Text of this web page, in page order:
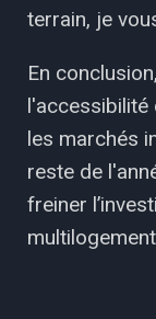
terrain, je
En
l'accessibilité
les marchés
reste de
freiner